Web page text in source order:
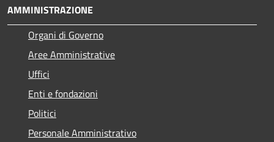
AMMINISTRAZIONE
Organi di Governo
Aree Amministrative
Uffici
Enti e fondazioni
Politici
Personale Amministrativo